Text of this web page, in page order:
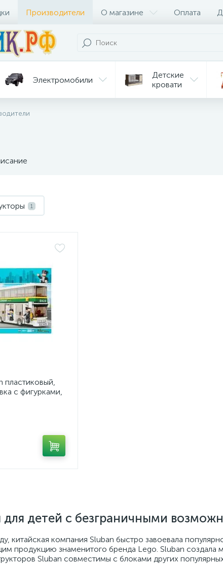
Производители О магазине Оплата
Электромобили
Детские
кровати
Велосипеды
горки
1
пластиковый,
с фигурками,
для детей с безграничными
китайская компания Sluban быстро завоевала
продукцию знаменитого бренда Lego. Sluban создала
Sluban совместимы с блоками других